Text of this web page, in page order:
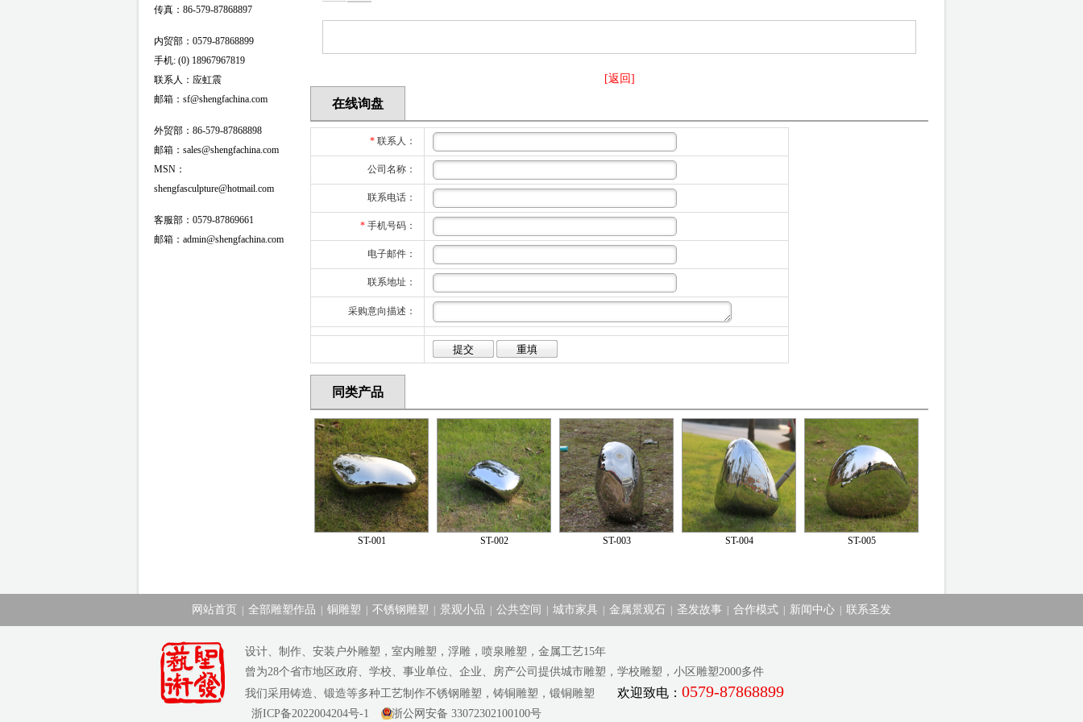
传真：86-579-87868897
内贸部：0579-87868899
手机: (0) 18967967819
联系人：应虹震
邮箱：sf@shengfachina.com
外贸部：86-579-87868898
邮箱：sales@shengfachina.com
MSN：
shengfasculpture@hotmail.com
客服部：0579-87869661
邮箱：admin@shengfachina.com
[返回]
在线询盘
* 联系人：
公司名称：
联系电话：
* 手机号码：
电子邮件：
联系地址：
采购意向描述：
同类产品
ST-001 ST-002 ST-003 ST-004 ST-005
网站首页 全部雕塑作品 铜雕塑 不锈钢雕塑 景观小品 公共空间 城市家具 金属景观石 圣发故事 合作模式 新闻中心 联系圣发
设计、制作、安装户外雕塑，室内雕塑，浮雕，喷泉雕塑，金属工艺15年
曾为28个省市地区政府、学校、事业单位、企业、房产公司提供城市雕塑，学校雕塑，小区雕塑2000多件
我们采用铸造、锻造等多种工艺制作不锈钢雕塑，铸铜雕塑，锻铜雕塑 欢迎致电： 0579-87868899
浙ICP备2022004204号-1 浙公网安备 33072302100100号